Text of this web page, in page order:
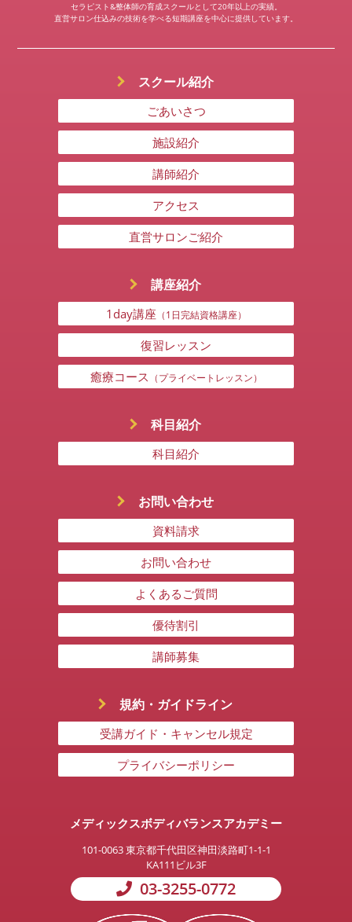
セラピスト&整体師の育成スクールとして20年以上の実績。
直営サロン仕込みの技術を学べる短期講座を中心に提供しています。
スクール紹介
ごあいさつ
施設紹介
講師紹介
アクセス
直営サロンご紹介
講座紹介
1day講座 （1日完結資格講座）
復習レッスン
癒療コース （プライベートレッスン）
科目紹介
科目紹介
お問い合わせ
資料請求
お問い合わせ
よくあるご質問
優待割引
講師募集
規約・ガイドライン
受講ガイド・キャンセル規定
プライバシーポリシー
メディックスボディバランスアカデミー
101-0063東京都千代田区神田淡路町1-1-1
KA111ビル3F
03-3255-0772